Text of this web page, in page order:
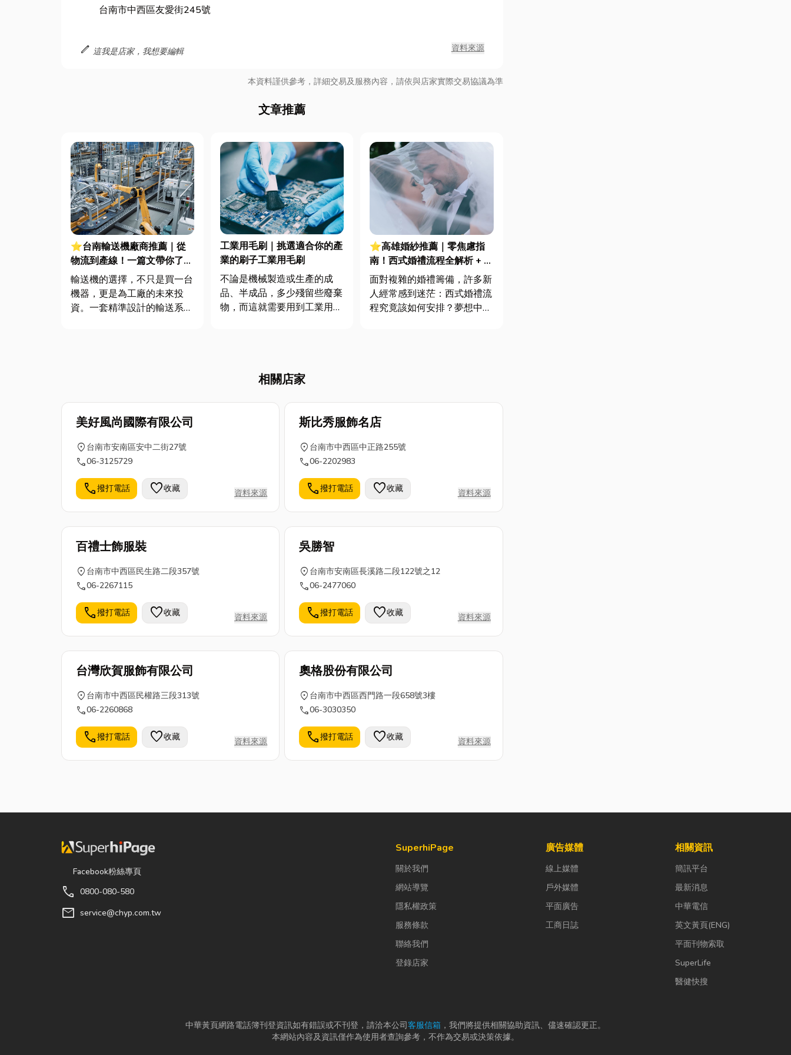
台南市中西區友愛街245號
edit 這我是店家，我想要編輯 資料來源
本資料謹供參考，詳細交易及服務內容，請依與店家實際交易協議為準
文章推薦
⭐台南輸送機廠商推薦｜從
物流到產線！一篇文帶你了解
輸送機的運作與優勢
輸送機的選擇，不只是買一台
機器，更是為工廠的未來投
資。一套精準設計的輸送系
將為你推薦...
工業用毛刷｜挑選適合你的產
業的刷子工業用毛刷
不論是機械製造或生產的成
品、半成品，多少殘留些廢棄
物，而這就需要用到工業用毛
挑選時有可參考的文章。 工
⭐高雄婚紗推薦｜零焦慮指
南！西式婚禮流程全解析 + 挑
選禮服技巧大公開
面對複雜的婚禮籌備，許多新
人經常感到迷茫：西式婚禮流
程究竟該如何安排？夢想中的
就別錯...
相關店家
美好風尚國際有限公司
location_on 台南市安南區安中二街27號
call06-3125729
call撥打電話 favorite收藏 資料來源
斯比秀服飾名店
location_on 台南市中西區中正路255號
call06-2202983
call撥打電話 favorite收藏 資料來源
百禮士飾服裝
location_on 台南市中西區民生路二段357號
call06-2267115
call撥打電話 favorite收藏 資料來源
吳勝智
location_on 台南市安南區長溪路二段122號之12
call06-2477060
call撥打電話 favorite收藏 資料來源
台灣欣賀服飾有限公司
location_on 台南市中西區民權路三段313號
call06-2260868
call撥打電話 favorite收藏 資料來源
奧格股份有限公司
location_on 台南市中西區西門路一段658號3樓
call06-3030350
call撥打電話 favorite收藏 資料來源
Facebook粉絲專頁
call 0800-080-580
mail service@chyp.com.tw
SuperhiPage
關於我們
網站導覽
隱私權政策
服務條款
聯絡我們
登錄店家
廣告媒體
線上媒體
戶外媒體
平面廣告
工商日誌
相關資訊
簡訊平台
最新消息
中華電信
英文黃頁(ENG)
平面刊物索取
SuperLife
醫健快搜
中華黃頁網路電話簿刊登資訊如有錯誤或不刊登，請洽本公司客服信箱 ，我們將提供相關協助資訊、儘速確認更正。
本網站內容及資訊僅作為使用者查詢參考，不作為交易或決策依據。